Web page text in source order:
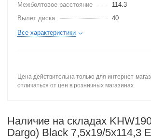
Межболтовое расстояние
114.3
Вылет диска
40
Все характеристики
Цена действительна только для интернет-
отличаться от цен в розничных магазинах
Наличие на складах
Dargo) Black 7,5x19/5x114,3